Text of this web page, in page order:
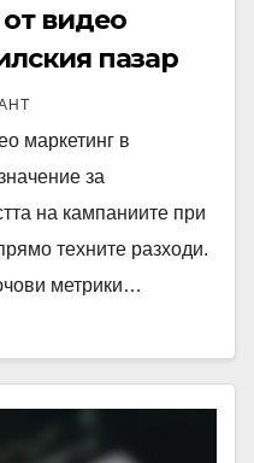
видео
пазар
маркетинг в
за
на кампаниите при
техните разходи.
метрики…